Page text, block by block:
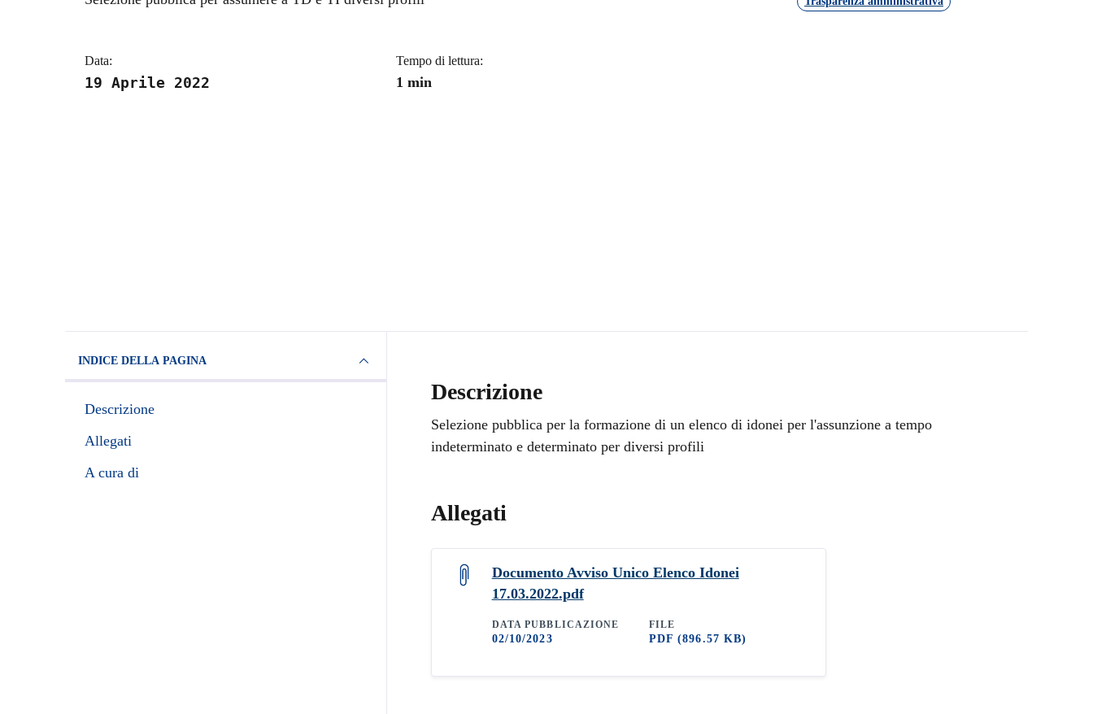
Data:
19 Aprile 2022
Tempo di lettura:
1 min
INDICE DELLA PAGINA
Descrizione
Allegati
A cura di
Descrizione
Selezione pubblica per la formazione di un elenco di idonei per l'assunzione a tempo
indeterminato e determinato per diversi profili
Allegati
Documento Avviso Unico Elenco Idonei
17.03.2022.pdf
DATA PUBBLICAZIONE
02/10/2023
FILE
PDF(896.57 KB)